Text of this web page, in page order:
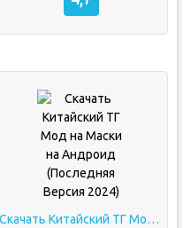
Скачать Китайский ТГ Мод на Маски на Андроид (Последняя Версия 2024)